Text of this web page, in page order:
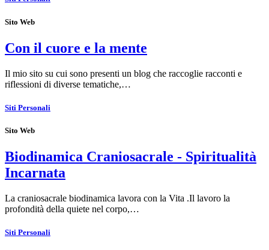
Sito Web
Con il cuore e la mente
Il mio sito su cui sono presenti un blog che raccoglie racconti e
riflessioni di diverse tematiche,…
Siti Personali
Sito Web
Biodinamica Craniosacrale - Spiritualità
Incarnata
La craniosacrale biodinamica lavora con la Vita .Il lavoro la
profondità della quiete nel corpo,…
Siti Personali